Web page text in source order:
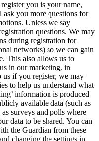
you is your name,
ask you more questions for
Unless we say
questions. We may
during registration for
networks) so we can gain
This also allows us to
in our marketing, in
us if you register, we may
to help us understand what
information is produced
available data (such as
surveys and polls where
data to be shared. You can
the Guardian from these
changing the settings in